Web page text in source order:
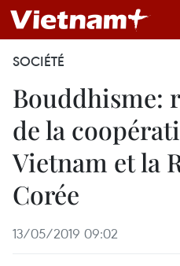
SOCIÉTÉ
Bouddhisme:
de la
Vietnam et la
Corée
13/05/2019 09:02